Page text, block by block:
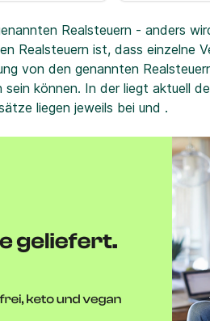
Realsteuern - anders
Realsteuern ist, dass einzelne
von den genannten
sein können. In der liegt aktuell
liegen jeweils bei und .